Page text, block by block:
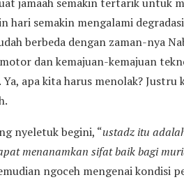
hari semakin mengalami
berbeda dengan zaman-nya
dan kemajuan-kemajuan
apa kita harus menolak?
nyeletuk begini, “ustadz itu
menanamkan sifat baik bagi
ngoceh mengenai kondisi